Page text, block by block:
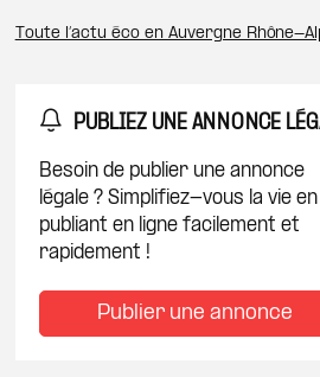
Toute l’actu éco en Auvergne Rhône-
PUBLIEZ UNE ANNONCE
Besoin de publier une annonce
légale ? Simplifiez-vous la vie en
publiant en ligne facilement et
rapidement !
Publier une annonce